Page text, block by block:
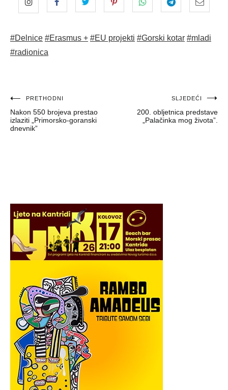
#Delnice #Erasmus + #EU projekti #Gorski kotar #mladi
#radionica
Navigacija
objava
PRETHODNI
Nakon 550 brojeva prestao
izlaziti „Primorsko-goranski
dnevnik”
SLJEDEĆI
200. obljetnica predstave
„Palačinka mog života”.